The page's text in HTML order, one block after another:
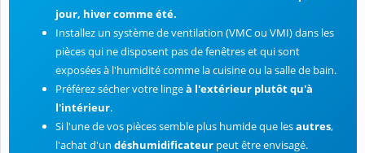
jour, hiver comme été.
Installez un système de ventilation (VMC ou VMI) dans les
pièces qui ne disposent pas de fenêtres et qui sont
exposées à l'humidité comme la cuisine ou la salle de bain.
Préférez sécher votre lingeà l'extérieur plutôt qu'à
l'intérieur.
Si l'une de vos pièces semble plus humide que lesautres,
l'achat d'un déshumidificateur peut être envisagé.